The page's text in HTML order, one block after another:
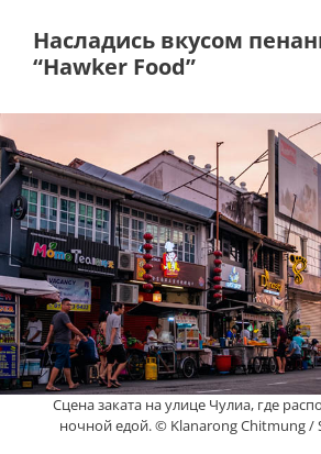
Насладись вкусом
“Hawker Food”
Сцена заката на улице Чулиа, где
ночной едой. © Klanarong Chitmung /